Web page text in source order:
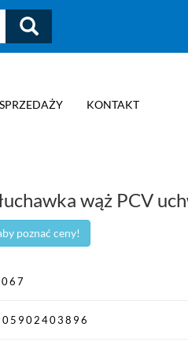
KONTAKT
wąż PCV
poznać ceny!